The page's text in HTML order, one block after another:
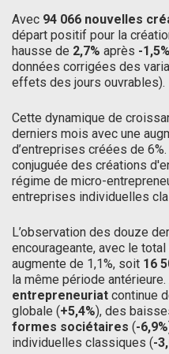
Avec 94 066 nouvelles
départ positif pour la
hausse de 2,7% après -1,5%
données corrigées des
effets des jours ouvrables).
Cette dynamique de
derniers mois avec une
d’entreprises créées de
conjuguée des créations
régime de micro-
entreprises individuelles
L’observation des douze
encourageante, avec le
augmente de 1,1%, soit 16
la même période
entrepreneuriat continue
globale (+5,4%), des
formes sociétaires (-6,9%
individuelles classiques (-